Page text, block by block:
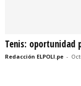
Tenis: oportunidad
Redacción ELPOLI.pe -